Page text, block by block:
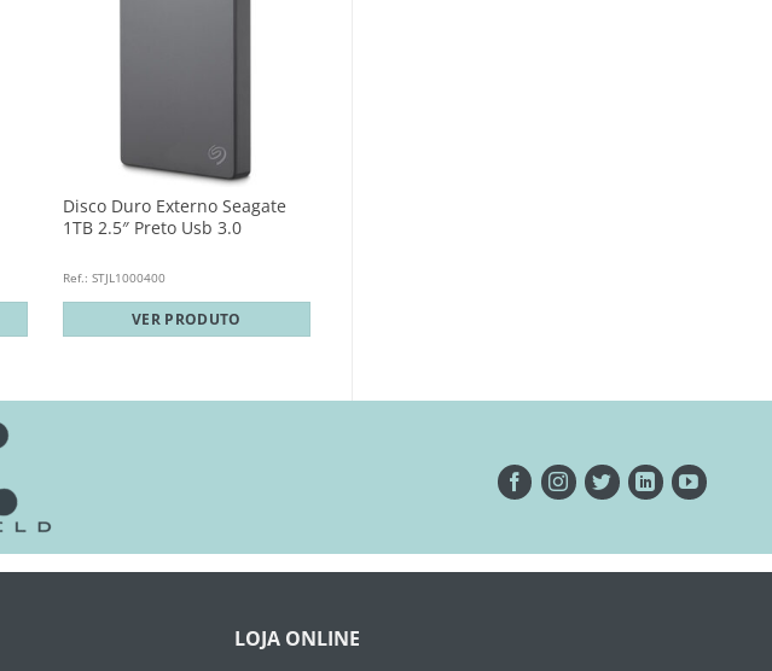
Disco Duro Externo Seagate
1TB 2.5″ Preto Usb 3.0
Ref.: STJL1000400
VER PRODUTO
LOJA ONLINE